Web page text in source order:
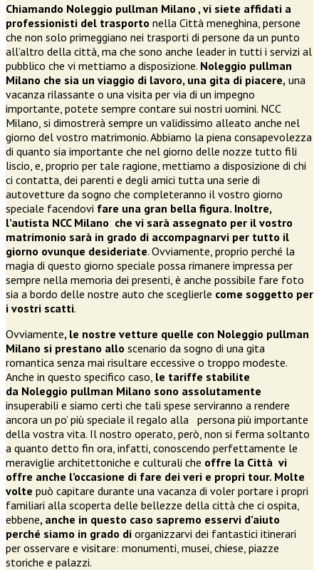
Chiamando Noleggio pullman Milano , vi siete affidati a
professionisti del trasporto nella Città meneghina, persone
che non solo primeggiano nei trasporti di persone da un punto
all’altro della città, ma che sono anche leader in tutti i servizi al
pubblico che vi mettiamo a disposizione. Noleggio pullman
Milano che sia un viaggio di lavoro, una gita di piacere, una
vacanza rilassante o una visita per via di un impegno
importante, potete sempre contare sui nostri uomini. NCC
Milano, si dimostrerà sempre un validissimo alleato anche nel
giorno del vostro matrimonio. Abbiamo la piena consapevolezza
di quanto sia importante che nel giorno delle nozze tutto fili
liscio, e, proprio per tale ragione, mettiamo a disposizione di chi
ci contatta, dei parenti e degli amici tutta una serie di
autovetture da sogno che completeranno il vostro giorno
speciale facendovi fare una gran bella figura. Inoltre,
l’autista NCC Milano che vi sarà assegnato per il vostro
matrimonio sarà in grado di accompagnarvi per tutto il
giorno ovunque desideriate. Ovviamente, proprio perché la
magia di questo giorno speciale possa rimanere impressa per
sempre nella memoria dei presenti, è anche possibile fare foto
sia a bordo delle nostre auto che sceglierle come soggetto per
i vostri scatti.
Ovviamente, le nostre vetture quelle con Noleggio pullman
Milano si prestano allo scenario da sogno di una gita
romantica senza mai risultare eccessive o troppo modeste.
Anche in questo specifico caso, le tariffe stabilite
da Noleggio pullman Milano sono assolutamente
insuperabili e siamo certi che tali spese serviranno a rendere
ancora un po’ più speciale il regalo alla persona più importante
della vostra vita. Il nostro operato, però, non si ferma soltanto
a quanto detto fin ora, infatti, conoscendo perfettamente le
meraviglie architettoniche e culturali che offre la Città vi
offre anche l’occasione di fare dei veri e propri tour. Molte
volte può capitare durante una vacanza di voler portare i propri
familiari alla scoperta delle bellezze della città che ci ospita,
ebbene, anche in questo caso sapremo esservi d’aiuto
perché siamo in grado di organizzarvi dei fantastici itinerari
per osservare e visitare: monumenti, musei, chiese, piazze
storiche e palazzi.